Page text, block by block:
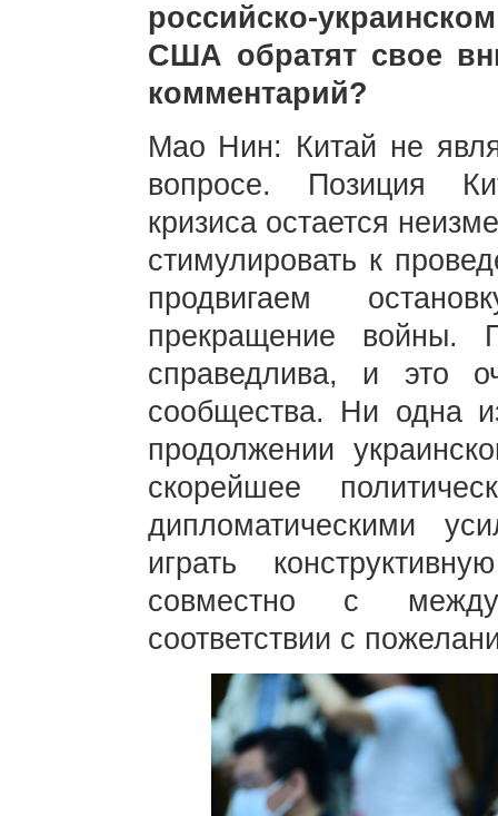
российско-
США обратят свое
комментарий?
Мао Нин: Китай не
вопросе. Позиция
кризиса остается
стимулировать к
продвигаем
прекращение войны.
справедлива, и это
сообщества. Ни одна
продолжении
скорейшее
дипломатическими
играть
совместно с
соответствии с